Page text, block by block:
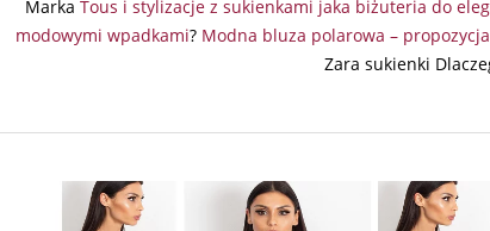
Marka Tous i stylizacje z sukienkami jaka biżuteria do
modowymi wpadkami? Modna bluza polarowa –
Zara sukienki